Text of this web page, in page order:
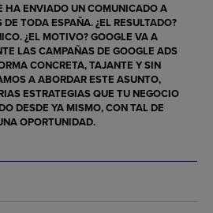
HA ENVIADO UN COMUNICADO A
TODA ESPAÑA. ¿EL RESULTADO?
¿EL MOTIVO? GOOGLE VA A
LAS CAMPAÑAS DE GOOGLE ADS
CONCRETA, TAJANTE Y SIN
A ABORDAR ESTE ASUNTO,
ESTRATEGIAS QUE TU NEGOCIO
DESDE YA MISMO, CON TAL DE
OPORTUNIDAD.